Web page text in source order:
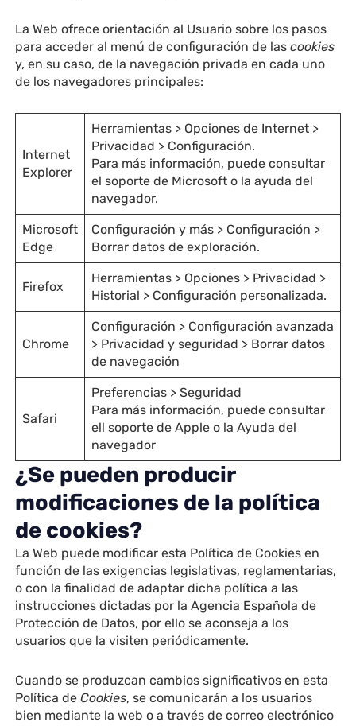
La Web ofrece orientación al Usuario sobre los pasos
para acceder al menú de configuración de las cookies
y, en su caso, de la navegación privada en cada uno
de los navegadores principales:
Internet
Explorer
Herramientas > Opciones de Internet >
Privacidad > Configuración.
Para más información, puede consultar
el soporte de Microsoft o la ayuda del
navegador.
Microsoft
Edge
Configuración y más > Configuración >
Borrar datos de exploración.
Firefox
Herramientas > Opciones > Privacidad >
Historial > Configuración personalizada.
Chrome
Configuración > Configuración avanzada
> Privacidad y seguridad > Borrar datos
de navegación
Safari
Preferencias > Seguridad
Para más información, puede consultar
ell soporte de Apple o la Ayuda del
navegador
¿Se pueden producir
modificaciones de la política
de cookies?
La Web puede modificar esta Política de Cookies en
función de las exigencias legislativas, reglamentarias,
o con la finalidad de adaptar dicha política a las
instrucciones dictadas por la Agencia Española de
Protección de Datos, por ello se aconseja a los
usuarios que la visiten periódicamente.
Cuando se produzcan cambios significativos en esta
Política de Cookies, se comunicarán a los usuarios
bien mediante la web o a través de correo electrónico